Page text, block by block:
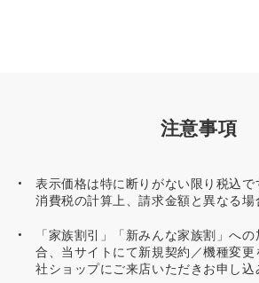
注意事項
表示価格は特に断りがない限り税込で
消費税の計算上、請求金額と異なる場
「家族割引」「新みんな家族割」へ
合、当サイトにて新規契約／機種変
社ショップにご来店いただきお申し込